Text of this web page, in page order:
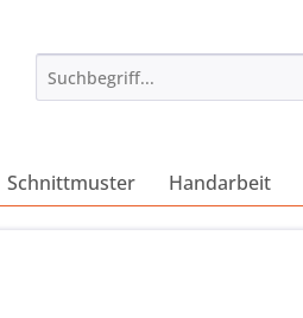
Schnittmuster Handarbeit